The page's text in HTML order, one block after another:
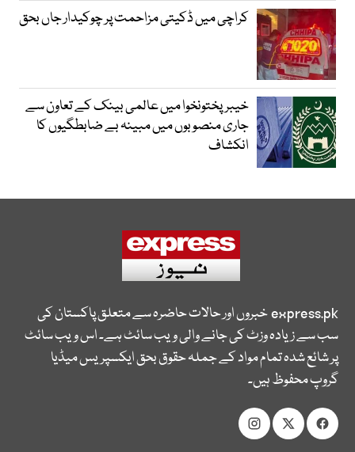
کراچی میں ڈکیتی مزاحمت پر چوکیدار جاں بحق
خیبرپختونخوا میں عالمی بینک کے تعاون سے
جاری منصوبوں میں مبینہ بے ضابطگیوں کا
انکشاف
express.pkخبروں اور حالات حاضرہ سے متعلق پاکستان کی
سب سے زیادہ وزٹ کی جانے والی ویب سائٹ ہے۔ اس ویب سائٹ
پر شائع شدہ تمام مواد کے جملہ حقوق بحق ایکسپریس میڈیا
گروپ محفوظ ہیں۔